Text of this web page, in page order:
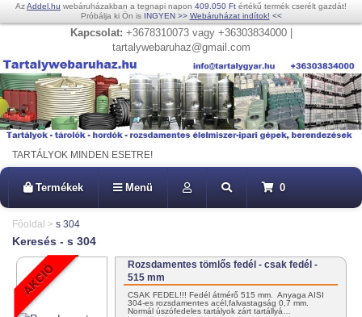
AzAddel.hu webáruházakban a tegnapi napon 409.050 Ft értékű termék cserélt gazdát!
Próbálja ki Ön is INGYEN >> Webáruházat indítok! <<
Kapcsolat: +3678310073 vagy +36303834000 |
tartalywebaruhaz@gmail.com
TARTÁLYOK MINDEN ESETRE!
Termékek Menü 0
Főoldal > s 304
Keresés - s 304
Rozsdamentes tömlős fedél - csak fedél -
515 mm
CSAK FEDÉL!!! Fedél átmérő 515 mm. Anyaga AISI
304-es rozsdamentes acél,falvastagság 0,7 mm.
Normál úszófedeles tartályok zárt tartállyá…